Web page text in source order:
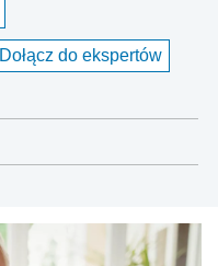
Dołącz do ekspertów